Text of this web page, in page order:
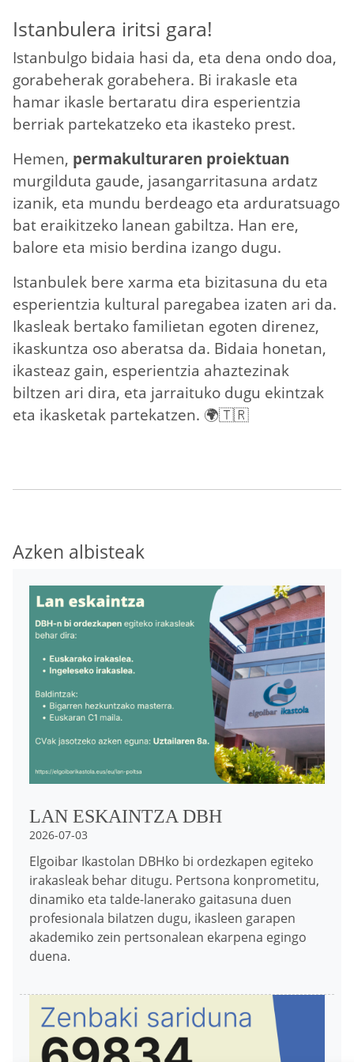
Istanbulera iritsi gara!
Istanbulgo bidaia hasi da, eta dena ondo doa,
gorabeherak gorabehera. Bi irakasle eta
hamar ikasle bertaratu dira esperientzia
berriak partekatzeko eta ikasteko prest.
Hemen, permakulturaren proiektuan
murgilduta gaude, jasangarritasuna ardatz
izanik, eta mundu berdeago eta arduratsuago
bat eraikitzeko lanean gabiltza. Han ere,
balore eta misio berdina izango dugu.
Istanbulek bere xarma eta bizitasuna du eta
esperientzia kultural paregabea izaten ari da.
Ikasleak bertako familietan egoten direnez,
ikaskuntza oso aberatsa da. Bidaia honetan,
ikasteaz gain, esperientzia ahaztezinak
biltzen ari dira, eta jarraituko dugu ekintzak
eta ikasketak partekatzen. 🌍🇹🇷
Azken albisteak
Irudia
LAN ESKAINTZA DBH
2026-07-03
Elgoibar Ikastolan DBHko bi ordezkapen egiteko
irakasleak behar ditugu. Pertsona konprometitu,
dinamiko eta talde-lanerako gaitasuna duen
profesionala bilatzen dugu, ikasleen garapen
akademiko zein pertsonalean ekarpena egingo
duena.
Irudia